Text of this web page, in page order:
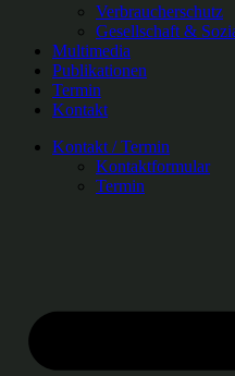
Verbraucherschutz
Gesellschaft &
Multimedia
Publikationen
Termin
Kontakt
Kontakt / Termin
Kontaktformular
Termin